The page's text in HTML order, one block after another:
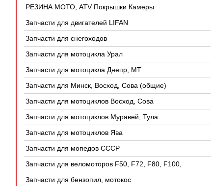
РЕЗИНА МОТО, ATV Покрышки Камеры
Запчасти для двигателей LIFAN
Запчасти для снегоходов
Запчасти для мотоцикла Урал
Запчасти для мотоцикла Днепр, МТ
Запчасти для Минск, Восход, Сова (общие)
Запчасти для мотоциклов Восход, Сова
Запчасти для мотоциклов Муравей, Тула
Запчасти для мотоциклов Ява
Запчасти для мопедов СССР
Запчасти для веломоторов F50, F72, F80, F100,
4Т
Запчасти для бензопил, мотокос